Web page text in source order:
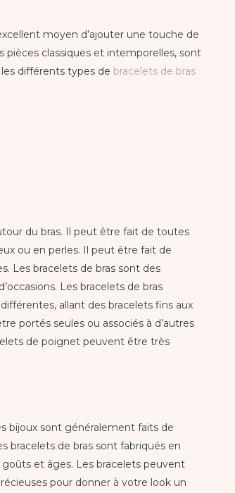
moyen d’ajouter une touche de
pièces classiques et intemporelles, sont
différents types de bracelets de bras
du bras. Il peut être fait de toutes
ou en perles. Il peut être fait de
Les bracelets de bras sont des
Les bracelets de bras
allant des bracelets fins aux
portés seules ou associés à d’autres
de poignet peuvent être très
bijoux sont généralement faits de
bracelets de bras sont fabriqués en
et âges. Les bracelets peuvent
pour donner à votre look un